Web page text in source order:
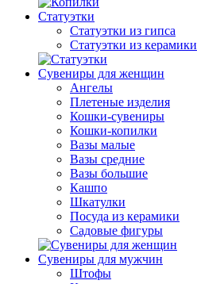
Статуэтки
Статуэтки из гипса
Статуэтки из керамики
Сувениры для женщин
Ангелы
Плетеные изделия
Кошки-сувениры
Кошки-копилки
Вазы малые
Вазы средние
Вазы большие
Кашпо
Шкатулки
Посуда из керамики
Садовые фигуры
Сувениры для мужчин
Штофы